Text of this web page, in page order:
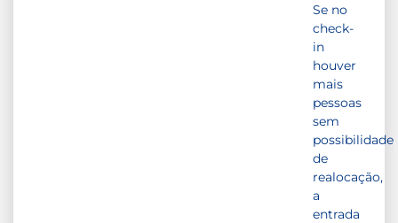
Se no
check-
in
houver
mais
pessoas
sem
possibilidade
de
realocação,
a
entrada